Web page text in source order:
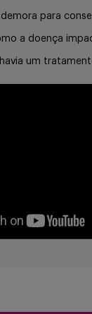
demora para
a doença
um